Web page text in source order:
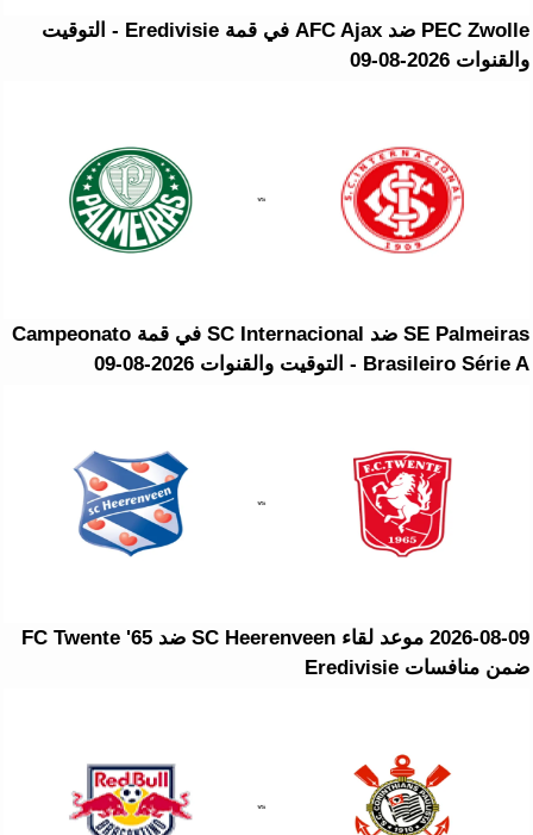
PEC Zwolle ضد AFC Ajax في قمة Eredivisie - التوقيت
والقنوات 2026-08-09
SE Palmeiras ضد SC Internacional في قمة Campeonato
Brasileiro Série A - التوقيت والقنوات 2026-08-09
2026-08-09 موعد لقاء SC Heerenveen ضد FC Twente '65
ضمن منافسات Eredivisie